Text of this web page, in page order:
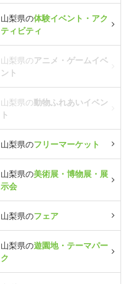
山梨県の体験イベント・アク
ティビティ
山梨県のアニメ・ゲームイベ
ント
山梨県の動物ふれあいイベン
ト
山梨県のフリーマーケット
山梨県の美術展・博物展・展
示会
山梨県のフェア
山梨県の遊園地・テーマパー
ク